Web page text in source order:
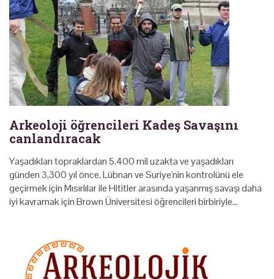
Arkeoloji öğrencileri Kadeş Savaşını
canlandıracak
Yaşadıkları topraklardan 5.400 mil uzakta ve yaşadıkları
günden 3,300 yıl önce, Lübnan ve Suriye'nin kontrolünü ele
geçirmek için Mısırlılar ile Hititler arasında yaşanmış savaşı daha
iyi kavramak için Brown Üniversitesi öğrencileri birbiriyle…